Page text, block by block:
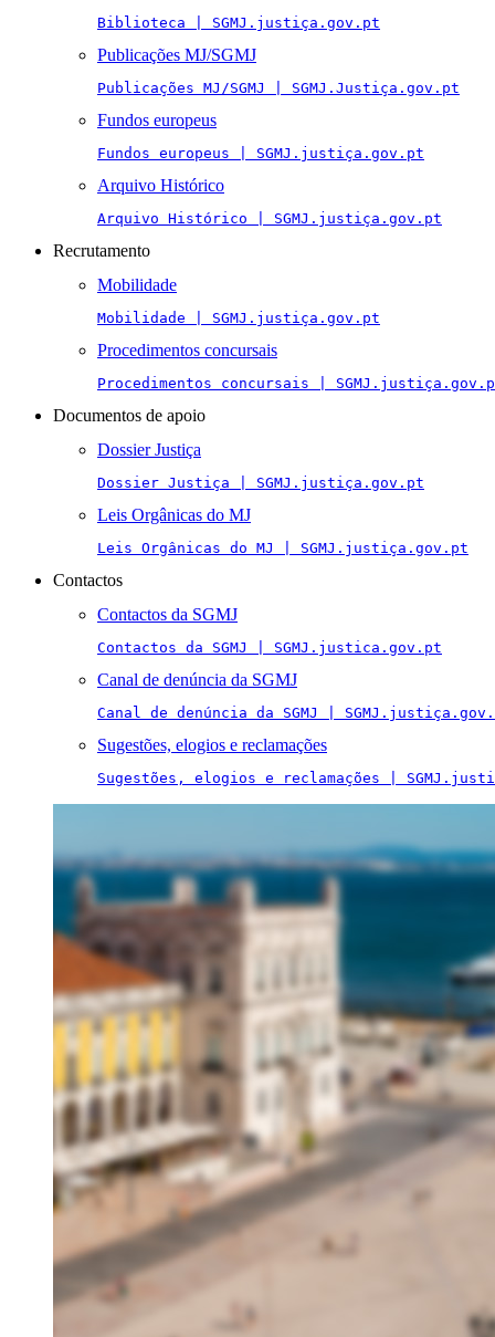
Biblioteca | SGMJ.justiça.gov.pt
Publicações MJ/SGMJ
Publicações MJ/SGMJ | SGMJ.Justiça.gov.pt
Fundos europeus
Fundos europeus | SGMJ.justiça.gov.pt
Arquivo Histórico
Arquivo Histórico | SGMJ.justiça.gov.pt
Recrutamento
Mobilidade
Mobilidade | SGMJ.justiça.gov.pt
Procedimentos concursais
Procedimentos concursais |
Documentos de apoio
Dossier Justiça
Dossier Justiça | SGMJ.justiça.gov.pt
Leis Orgânicas do MJ
Leis Orgânicas do MJ | SGMJ.justiça.gov.pt
Contactos
Contactos da SGMJ
Contactos da SGMJ | SGMJ.justica.gov.pt
Canal de denúncia da SGMJ
Canal de denúncia da SGMJ |
Sugestões, elogios e reclamações
Sugestões, elogios e reclamações |